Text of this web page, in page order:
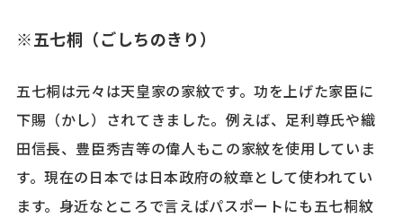
※五七桐（ごしちのきり）
五七桐は元々は天皇家の家紋です。功を上げた家臣に
下賜（かし）されてきました。例えば、足利尊氏や織
田信長、豊臣秀吉等の偉人もこの家紋を使用していま
す。現在の日本では日本政府の紋章として使われてい
ます。身近なところで言えばパスポートにも五七桐紋